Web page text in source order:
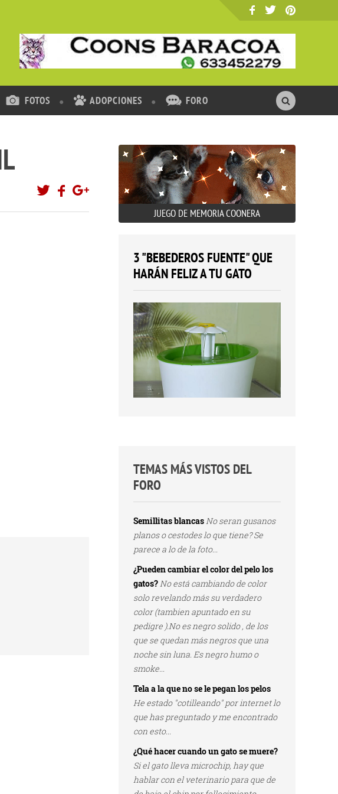
FOTOS ADOPCIONES FORO
JUEGO DE MEMORIA COONERA
3 "BEBEDEROS FUENTE" QUE
HARÁN FELIZ A TU GATO
TEMAS MÁS VISTOS DEL
FORO
Semillitas blancasNo seran gusanos
planos o cestodes lo que tiene? Se
parece a lo de la foto...
¿Pueden cambiar el color del pelo los
gatos?No está cambiando de color
solo revelando más su verdadero
color (tambien apuntado en su
pedigre ).No es negro solido , de los
que se quedan más negros que una
noche sin luna. Es negro humo o
smoke...
Tela a la que no se le pegan los pelos
He estado "cotilleando" por internet lo
que has preguntado y me encontrado
con esto...
¿Qué hacer cuando un gato se muere?
Si el gato lleva microchip, hay que
hablar con el veterinario para que de